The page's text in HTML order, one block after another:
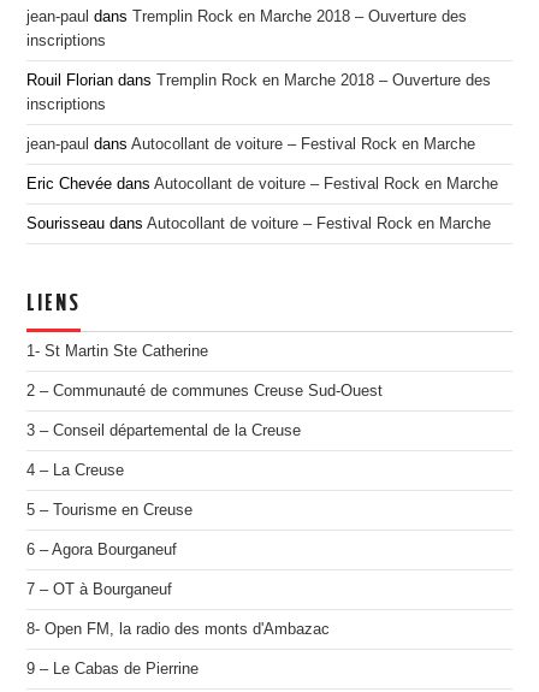
jean-paul dansTremplin Rock en Marche 2018 – Ouverture des
inscriptions
Rouil Florian dansTremplin Rock en Marche 2018 – Ouverture des
inscriptions
jean-paul dansAutocollant de voiture – Festival Rock en Marche
Eric Chevée dansAutocollant de voiture – Festival Rock en Marche
Sourisseau dansAutocollant de voiture – Festival Rock en Marche
LIENS
1- St Martin Ste Catherine
2 – Communauté de communes Creuse Sud-Ouest
3 – Conseil départemental de la Creuse
4 – La Creuse
5 – Tourisme en Creuse
6 – Agora Bourganeuf
7 – OT à Bourganeuf
8- Open FM, la radio des monts d'Ambazac
9 – Le Cabas de Pierrine